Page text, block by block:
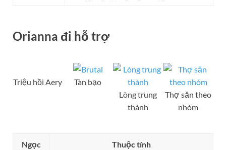
Orianna đi hỗ trợ
Triệu hồi Aery
Tàn bạo
Lòng trung
thành
Thợ săn theo
nhóm
Ngọc Thuộc tính